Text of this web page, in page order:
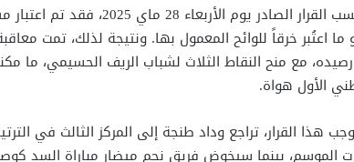
وبحسب القرار الصادر يوم
اعتُبر خرقاً للوائح المعمول بها. ونتيجة لذلك، تمت
مع منح النقاط الثلاث لشباب الريف الحسيمي، ما
الأول هواة.
هذا القرار، تراجع وداد طنجة إلى المركز الثالث في
الموسم، بينما سيخوض فريق نجم ميضار مباراة السد